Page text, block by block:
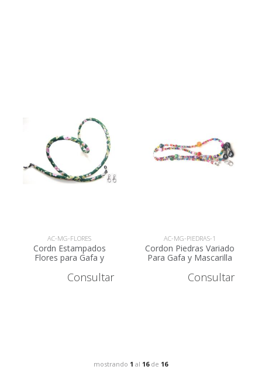
AC-MG-FLORES
Cordn Estampados
Flores para Gafa y
Mascarilla AC-MG-
FLORES
Consultar
AC-MG-PIEDRAS-1
Cordon Piedras Variado
Para Gafa y Mascarilla
AC-MG-PIEDRAS
Consultar
mostrando 1 al 16de 16